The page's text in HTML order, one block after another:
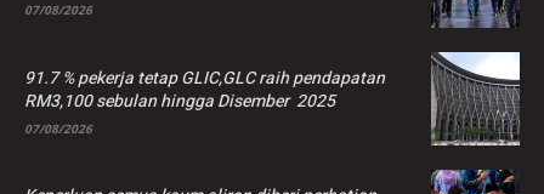
07/08/2026
91.7 % pekerja tetap GLIC,GLC raih pendapatan
RM3,100 sebulan hingga Disember 2025
07/08/2026